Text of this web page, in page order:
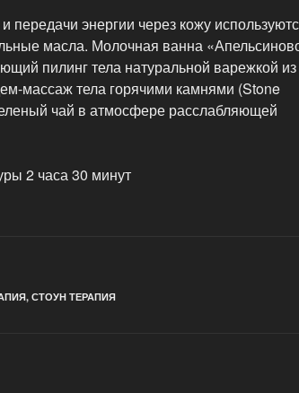
передачи энергии через кожу
масла. Молочная ванна
пилинг тела натуральной варежкой из
массаж тела горячими камнями (Stone
чай в атмосфере расслабляющей
2 часа 30 минут
, СТОУН ТЕРАПИЯ